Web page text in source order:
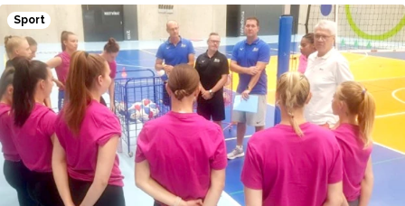
přibylo ubytovaných cizinců, kterých bylo 45 548,
meziročně o 9,1 procenta více. Naopak domácích hostů
v regionu ubylo, kraj v tomto období navštívilo 174 882
turistů, což bylo meziročně o 3,6 procenta méně. Celkový
počet přenocování v kraji klesl o 4,7 procenta. Údaje
dnes zveřejnil Český statistický úřad (ČSÚ).
Sport